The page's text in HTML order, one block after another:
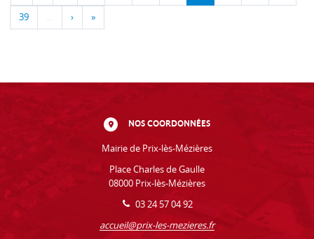
39 … › »
NOS COORDONNÉES
Mairie de Prix-lès-Mézières
Place Charles de Gaulle
08000 Prix-lès-Mézières
03 24 57 04 92
accueil@prix-les-mezieres.fr